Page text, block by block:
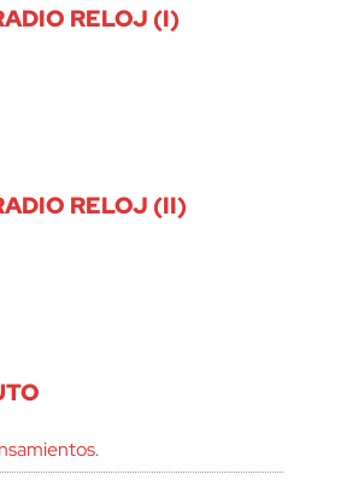
RELOJ (I)
RELOJ (II)